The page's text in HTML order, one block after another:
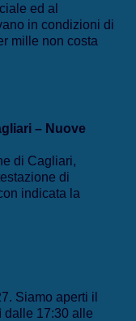
ed al
in condizioni di
mille non costa
– Nuove
di Cagliari,
di
indicata la
Siamo aperti il
dalle 17:30 alle